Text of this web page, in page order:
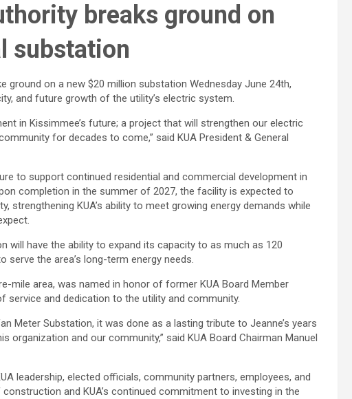
breaks ground on
substation
ground on a new $20 million substation Wednesday June 24th,
and future growth of the utility’s electric system.
in Kissimmee’s future; a project that will strengthen our electric
for decades to come,” said KUA President & General
to support continued residential and commercial development in
completion in the summer of 2027, the facility is expected to
KUA’s ability to meet growing energy demands while
will have the ability to expand its capacity to as much as 120
the area’s long-term energy needs.
mile area, was named in honor of former KUA Board Member
service and dedication to the utility and community.
Meter Substation, it was done as a lasting tribute to Jeanne’s years
and our community,” said KUA Board Chairman Manuel
leadership, elected officials, community partners, employees, and
and KUA’s continued commitment to investing in the